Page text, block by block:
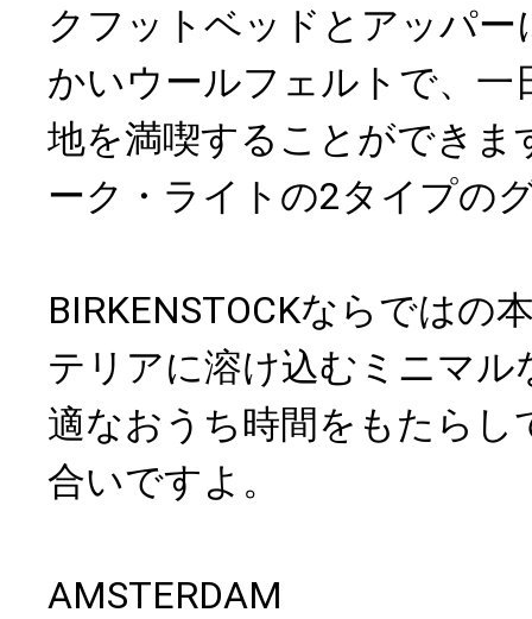
クフットベッドとアッパー
かいウールフェルトで、一
地を満喫することができま
ーク・ライトの2タイプの
BIRKENSTOCKならではの
テリアに溶け込むミニマル
適なおうち時間をもたらし
合いですよ。
AMSTERDAM